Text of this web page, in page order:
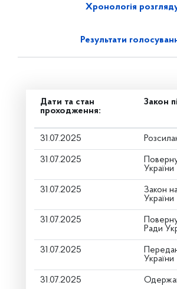
Хронологія
Результати
Дати та стан
проходження:
Закон
31.07.2025
31.07.2025
України
31.07.2025
Закон
України
31.07.2025
Ради
31.07.2025
України
31.07.2025